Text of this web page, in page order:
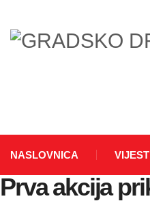
NASLOVNICA
Prva akcija